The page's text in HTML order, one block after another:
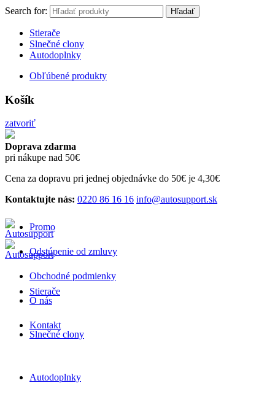
Search for: Hľadať
Stierače
Slnečné clony
Autodoplnky
Obľúbené produkty
Košík
zatvoriť
Doprava zdarma
pri nákupe nad 50€
Cena za dopravu pri jednej objednávke do 50€ je 4,30€
Kontaktujte nás: 0220 86 16 16 info@autosupport.sk
Promo
Odstúpenie od zmluvy
Obchodné podmienky
O nás
Kontakt
Stierače
Slnečné clony
Autodoplnky